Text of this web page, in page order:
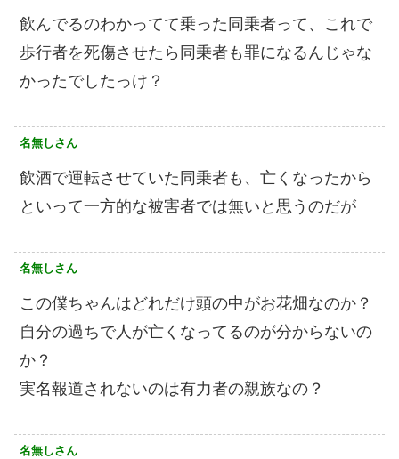
飲んでるのわかってて乗った同乗者って、これで
歩行者を死傷させたら同乗者も罪になるんじゃな
かったでしたっけ？
名無しさん
飲酒で運転させていた同乗者も、亡くなったから
といって一方的な被害者では無いと思うのだが
名無しさん
この僕ちゃんはどれだけ頭の中がお花畑なのか？
自分の過ちで人が亡くなってるのが分からないの
か？
実名報道されないのは有力者の親族なの？
名無しさん